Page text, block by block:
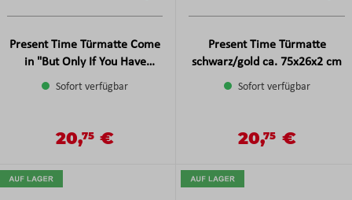
Present Time Türmatte Come
in "But Only If You Have
Wine" Schwarz/Gold ca.
Sofort verfügbar
Regulärer Preis:
Verkaufspreis:
20,75 €
Present Time Türmatte
schwarz/gold ca. 75x26x2 cm
Sofort verfügbar
Regulärer Preis:
Verkaufspreis:
20,75 €